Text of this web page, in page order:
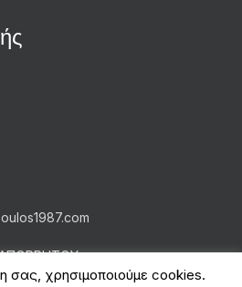
Shop
σας, χρησιμοποιούμε cookies.